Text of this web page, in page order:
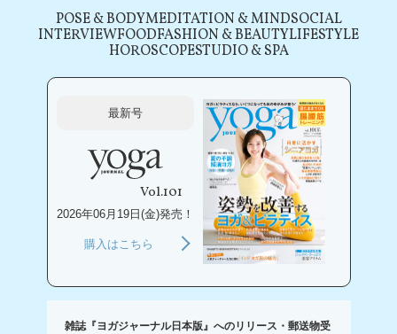
POSE & BODYMEDITATION & MINDSOCIAL
INTERVIEWFOODFASHION & BEAUTYLIFESTYLE
HOROSCOPESTUDIO & SPA
最新号
Vol.101
2026年06月19日(金)発売！
購入はこちら
雑誌『ヨガジャーナル日本版』へのリリース・郵送物受